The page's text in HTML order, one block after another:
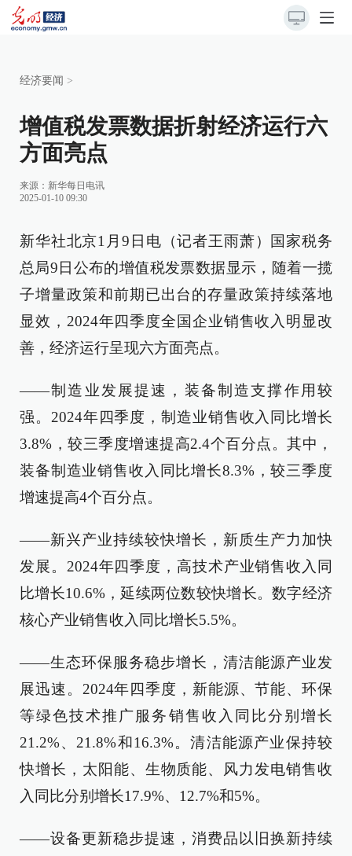
经济要闻 >
增值税发票数据折射经济运行六
方面亮点
来源： 新华每日电讯
2025-01-10 09:30
新华社北京1月9日电（记者王雨萧）国家税务
总局9日公布的增值税发票数据显示，随着一揽
子增量政策和前期已出台的存量政策持续落地
显效，2024年四季度全国企业销售收入明显改
善，经济运行呈现六方面亮点。
——制造业发展提速，装备制造支撑作用较
强。2024年四季度，制造业销售收入同比增长
3.8%，较三季度增速提高2.4个百分点。其中，
装备制造业销售收入同比增长8.3%，较三季度
增速提高4个百分点。
——新兴产业持续较快增长，新质生产力加快
发展。2024年四季度，高技术产业销售收入同
比增长10.6%，延续两位数较快增长。数字经济
核心产业销售收入同比增长5.5%。
——生态环保服务稳步增长，清洁能源产业发
展迅速。2024年四季度，新能源、节能、环保
等绿色技术推广服务销售收入同比分别增长
21.2%、21.8%和16.3%。清洁能源产业保持较
快增长，太阳能、生物质能、风力发电销售收
入同比分别增长17.9%、12.7%和5%。
——设备更新稳步提速，消费品以旧换新持续